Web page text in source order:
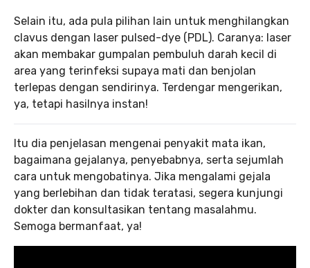
Selain itu, ada pula pilihan lain untuk menghilangkan
clavus dengan laser pulsed-dye (PDL). Caranya: laser
akan membakar gumpalan pembuluh darah kecil di
area yang terinfeksi supaya mati dan benjolan
terlepas dengan sendirinya. Terdengar mengerikan,
ya, tetapi hasilnya instan!
Itu dia penjelasan mengenai penyakit mata ikan,
bagaimana gejalanya, penyebabnya, serta sejumlah
cara untuk mengobatinya. Jika mengalami gejala
yang berlebihan dan tidak teratasi, segera kunjungi
dokter dan konsultasikan tentang masalahmu.
Semoga bermanfaat, ya!